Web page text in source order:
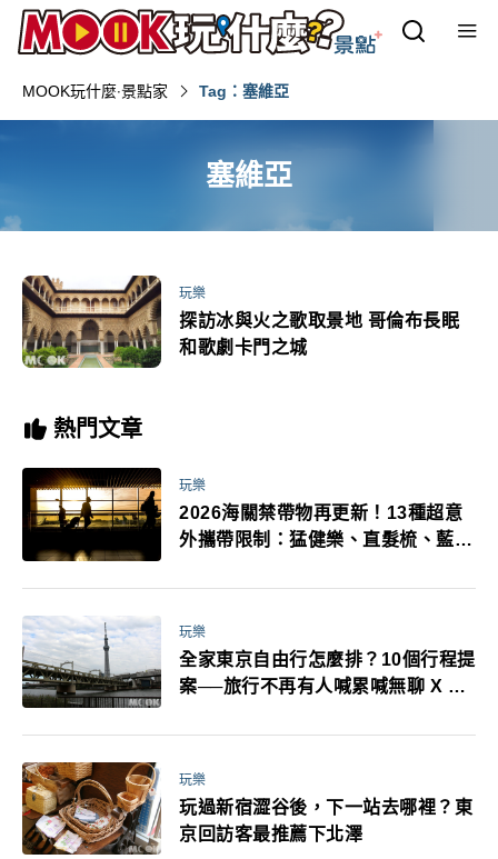
MOOK玩什麼‧景點家 Tag：塞維亞
塞維亞
玩樂
探訪冰與火之歌取景地 哥倫布長眠
和歌劇卡門之城
熱門文章
玩樂
2026海關禁帶物再更新！13種超意
外攜帶限制：猛健樂、直髮梳、藍牙
萬！注意事項一次看！
玩樂
全家東京自由行怎麼排？10個行程提
案──旅行不再有人喊累喊無聊 X 爸
玩樂
玩過新宿澀谷後，下一站去哪裡？東
京回訪客最推薦下北澤